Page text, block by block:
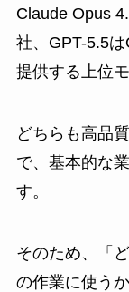
Claude Opus
社、GPT-5.5
提供する上位
どちらも高品
で、基本的な
す。
そのため、「
の作業に使う